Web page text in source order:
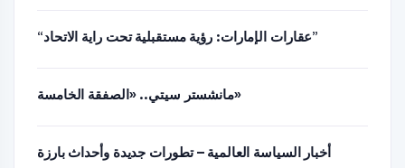
“عقارات الإمارات: رؤية مستقبلية تحت راية الاتحاد”
مانشستر سيتي.. «الصفقة الخامسة»
أخبار السياسة العالمية – تطورات جديدة وأحداث بارزة